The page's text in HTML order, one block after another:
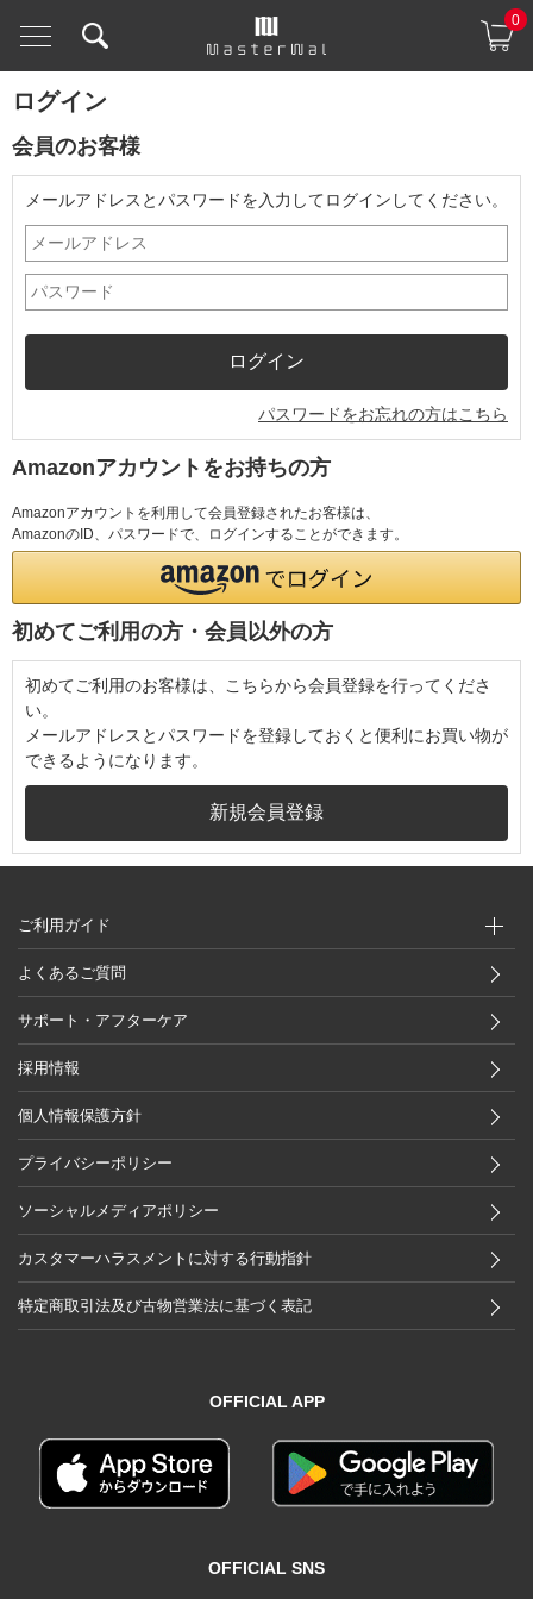
0
ログイン
会員のお客様
メールアドレスとパスワードを入力してログインしてください。
パスワードをお忘れの方はこちら
Amazonアカウントをお持ちの方
Amazonアカウントを利用して会員登録されたお客様は、
AmazonのID、パスワードで、ログインすることができます。
初めてご利用の方・会員以外の方
初めてご利用のお客様は、こちらから会員登録を行ってくださ
い。
メールアドレスとパスワードを登録しておくと便利にお買い物が
できるようになります。
ご利用ガイド
よくあるご質問
サポート・アフターケア
採用情報
個人情報保護方針
プライバシーポリシー
ソーシャルメディアポリシー
カスタマーハラスメントに対する行動指針
特定商取引法及び古物営業法に基づく表記
OFFICIAL APP
OFFICIAL SNS